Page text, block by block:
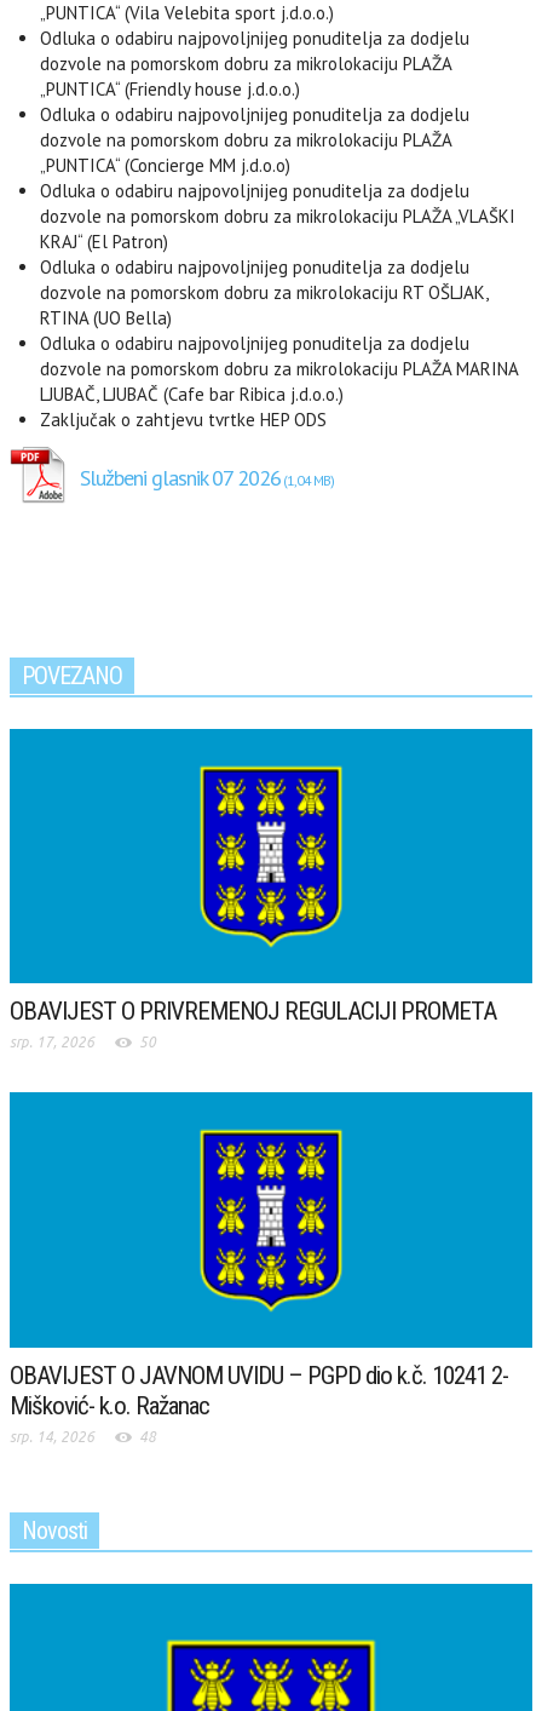
„PUNTICA“ (Vila Velebita sport j.d.o.o.)
Odluka o odabiru najpovoljnijeg ponuditelja za dodjelu
dozvole na pomorskom dobru za mikrolokaciju PLAŽA
„PUNTICA“ (Friendly house j.d.o.o.)
Odluka o odabiru najpovoljnijeg ponuditelja za dodjelu
dozvole na pomorskom dobru za mikrolokaciju PLAŽA
„PUNTICA“ (Concierge MM j.d.o.o)
Odluka o odabiru najpovoljnijeg ponuditelja za dodjelu
dozvole na pomorskom dobru za mikrolokaciju PLAŽA „VLAŠKI
KRAJ“ (El Patron)
Odluka o odabiru najpovoljnijeg ponuditelja za dodjelu
dozvole na pomorskom dobru za mikrolokaciju RT OŠLJAK,
RTINA (UO Bella)
Odluka o odabiru najpovoljnijeg ponuditelja za dodjelu
dozvole na pomorskom dobru za mikrolokaciju PLAŽA MARINA
LJUBAČ, LJUBAČ (Cafe bar Ribica j.d.o.o.)
Zaključak o zahtjevu tvrtke HEP ODS
Službeni glasnik 07 2026
POVEZANO
OBAVIJEST O PRIVREMENOJ REGULACIJI PROMETA
srp. 17, 2026 50
OBAVIJEST O JAVNOM UVIDU – PGPD dio k.č. 10241 2-
Mišković- k.o. Ražanac
srp. 14, 2026 48
Novosti